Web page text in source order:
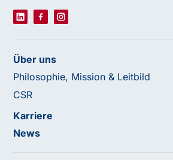
Über uns
Philosophie, Mission & Leitbild
CSR
Karriere
News